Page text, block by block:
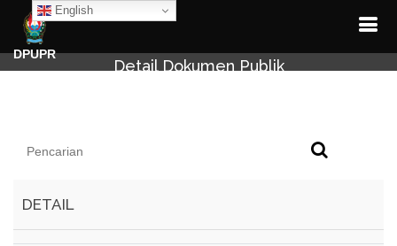
English
DPUPR
Detail Dokumen Publik
DETAIL